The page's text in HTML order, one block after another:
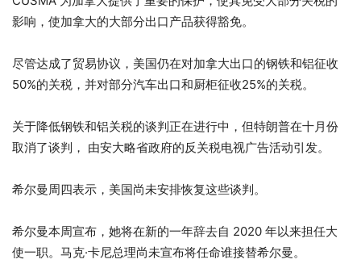
影响，使加拿大的大部分出口产品获得豁免。
尽管达成了贸易协议，美国仍在对加拿大出口的钢铁和铝征收
50%的关税，并对部分汽车出口和厨柜征收25%的关税。
关于降低钢铁和铝关税的谈判正在进行中，但特朗普在十月份
取消了谈判， 由安大略省政府的反关税电视广告活动引发。
希尔曼周四表示，美国尚未安排恢复这些谈判。
希尔曼本周宣布，她将在新的一年辞去自 2020 年以来担任大
使一职。马克·卡尼总理尚未宣布将任命谁接替希尔曼。